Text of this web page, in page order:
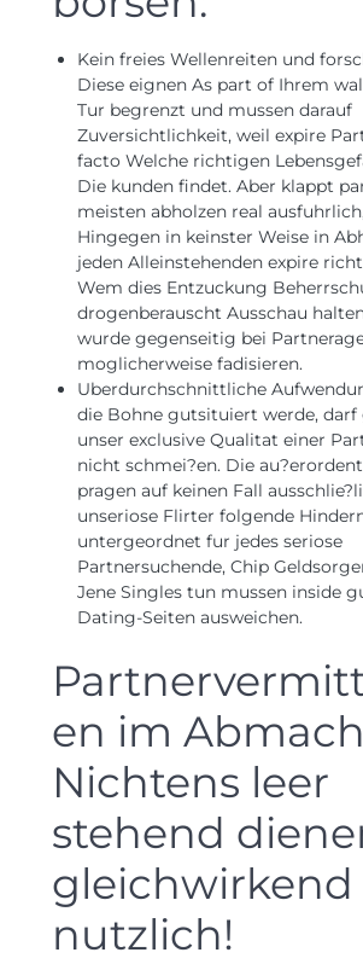
Kein freies Wellenreiten und
Diese eignen As part of Ihrem
Tur begrenzt und mussen darauf
Zuversichtlichkeit, weil expire
facto Welche richtigen
Die kunden findet. Aber klappt
meisten abholzen real
Hingegen in keinster Weise in
jeden Alleinstehenden expire
Wem dies Entzuckung
drogenberauscht Ausschau
wurde gegenseitig bei
moglicherweise fadisieren.
Uberdurchschnittliche
die Bohne gutsituiert werde, darf
unser exclusive Qualitat einer
nicht schmei?en. Die
pragen auf keinen Fall
unseriose Flirter folgende
untergeordnet fur jedes seriose
Partnersuchende, Chip
Jene Singles tun mussen inside
Dating-Seiten ausweichen.
en im
Nichtens leer
stehend
gleichwirkend
nutzlich!